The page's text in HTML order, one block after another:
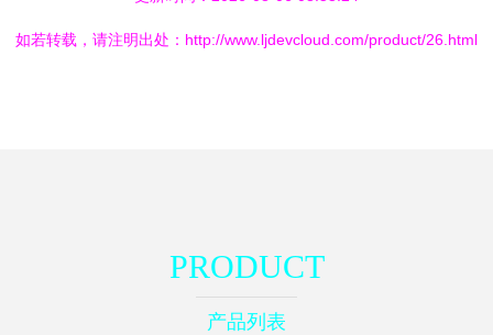
如若转载，请注明出处：http://www.ljdevcloud.com/product/26.html
PRODUCT
产品列表